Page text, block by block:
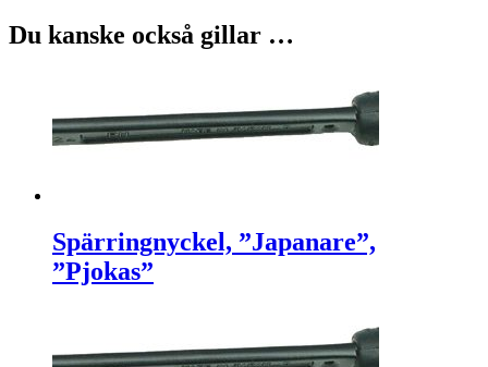
Du kanske också gillar …
Spärringnyckel, ”Japanare”,
”Pjokas”